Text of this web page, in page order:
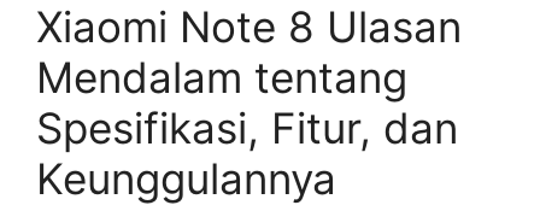
Xiaomi Note 8 Ulasan
Mendalam tentang
Spesifikasi, Fitur, dan
Keunggulannya